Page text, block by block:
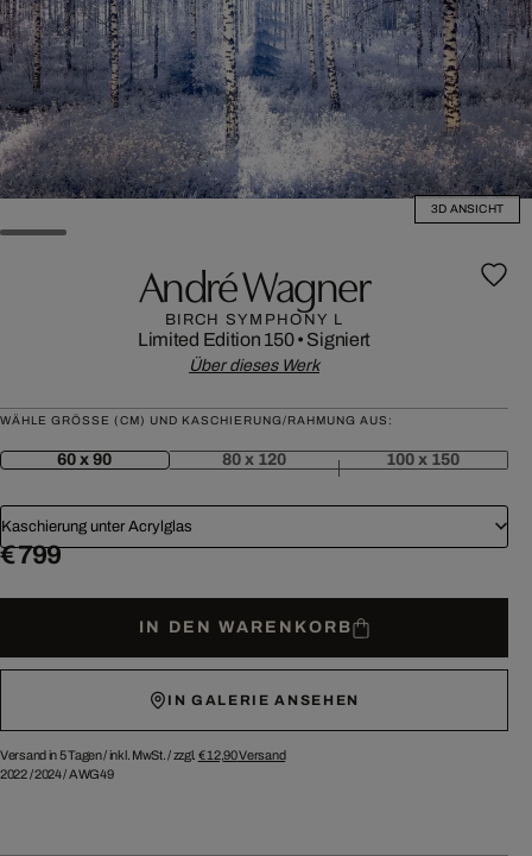
3D ANSICHT
André Wagner
BIRCH SYMPHONY L
Limited Edition 150• Signiert
Über dieses Werk
WÄHLE GRÖSSE (CM) UND KASCHIERUNG/RAHMUNG AUS:
60 x 90 80 x 120 100 x 150
Kaschierung unter Acrylglas
€ 799
IN DEN WARENKORB
IN GALERIE ANSEHEN
Versand in 5 Tagen /inkl. MwSt. / zzgl. € 12,90Versand
2022/2024/AWG49